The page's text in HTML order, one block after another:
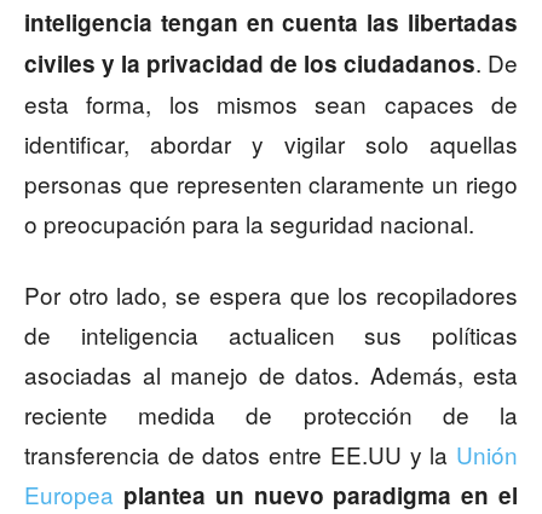
inteligencia tengan en cuenta las libertadas
civiles y la privacidad de los ciudadanos. De
esta forma, los mismos sean capaces de
identificar, abordar y vigilar solo aquellas
personas que representen claramente un riego
o preocupación para la seguridad nacional.
Por otro lado, se espera que los recopiladores
de inteligencia actualicen sus políticas
asociadas al manejo de datos. Además, esta
reciente medida de protección de la
transferencia de datos entre EE.UU y la Unión
Europea plantea un nuevo paradigma en el